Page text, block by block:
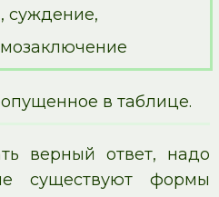
суждение,
в таблице.
верный ответ, надо
существуют формы